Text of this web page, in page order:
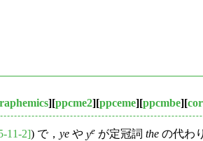
][ppcme2][ppceme][ppcmbe][
11-2]) で， ye や ye が定冠詞 the の代わ